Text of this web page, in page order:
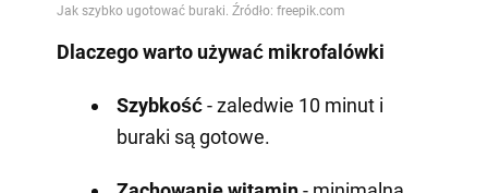
Dlaczego warto używać mikrofalówki
Szybkość- zaledwie 10 minut i
buraki są gotowe.